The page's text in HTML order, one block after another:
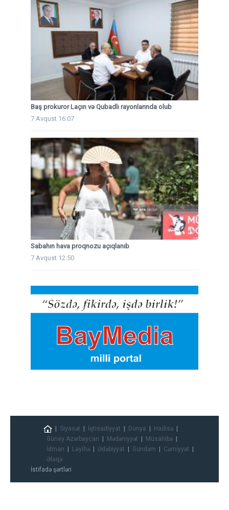
Baş prokuror Laçın və Qubadlı rayonlarında olub
7 Avqust 16:07
Sabahın hava proqnozu açıqlanıb
7 Avqust 12:50
Siyasət İqtisadiyyat Dünya
Hadisə
Güney Azərbaycan
Mədəniyyət
Müsahibə
İdman
Layihə Ədəbiyyat Gündəm
Cəmiyyət
Əlaqə
İstifadə şərtləri